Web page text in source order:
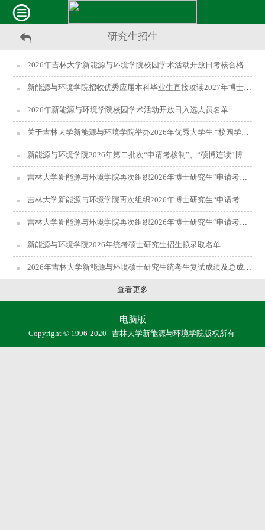
研究生招生
2026年吉林大学新能源与环境学院校园学术活动开放日考核合格名单
新能源与环境学院招收优秀应届本科毕业生直接攻读2027年博士学位研究生预选合格名单公示
2026年新能源与环境学院校园学术活动开放日入选人员名单
关于吉林大学新能源与环境学院举办2026年优秀大学生 “校园学术活动开放日”活动的通知
新能源与环境学院2026年第二批次“申请考核制”、“硕博连读”博士研究生录取名单
吉林大学新能源与环境学院再次组织2026年博士研究生“申请考核”制、“硕博连读”制招生实施细则
吉林大学新能源与环境学院再次组织2026年博士研究生“申请考核”制、“硕博连读”制招生实施细则
吉林大学新能源与环境学院再次组织2026年博士研究生“申请考核”制、“硕博连读”制招生的通知
新能源与环境学院2026年统考硕士研究生招生拟录取名单
2026年吉林大学新能源与环境硕士研究生统考生复试成绩及总成绩公布
查看更多
电脑版
Copyright © 1996-2020 | 吉林大学新能源与环境学院版权所有